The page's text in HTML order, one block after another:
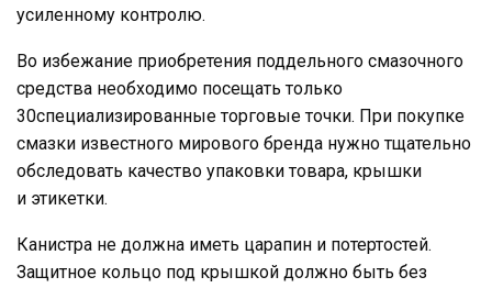
усиленному контролю.
Во избежание приобретения поддельного смазочного
средства необходимо посещать только
30специализированные торговые точки. При покупке
смазки известного мирового бренда нужно тщательно
обследовать качество упаковки товара, крышки
и этикетки.
Канистра не должна иметь царапин и потертостей.
Защитное кольцо под крышкой должно быть без